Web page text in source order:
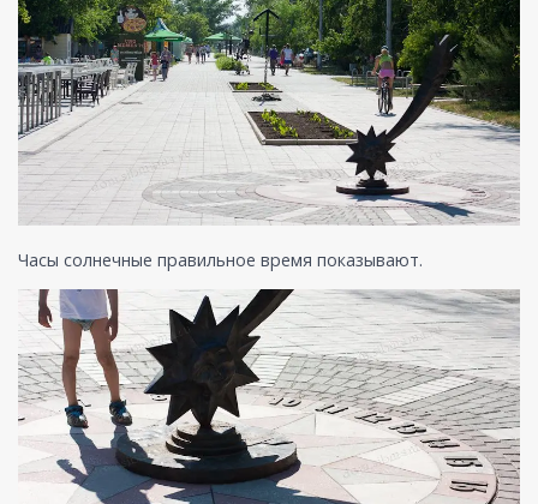
Часы солнечные правильное время показывают.